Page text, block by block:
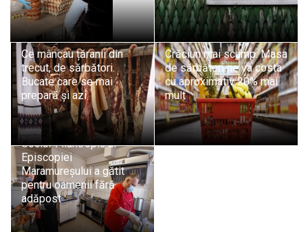
Ce mâncau țăranii din
trecut, de sărbători.
Bucate care se mai
prepară și azi
Crăciun mai scump. Masa
de sărbători ne va costa
cu aproximativ 20% mai
mult
Responsabilul Sectorului
Social-Filantropic al
Episcopiei
Maramureșului a gătit
pentru oamenii fără
adăpost